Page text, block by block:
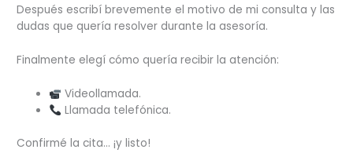
Después escribí brevemente el motivo de mi consulta y las
dudas que quería resolver durante la asesoría.
Finalmente elegí cómo quería recibir la atención:
Videollamada.
Llamada telefónica.
Confirmé la cita… ¡y listo!